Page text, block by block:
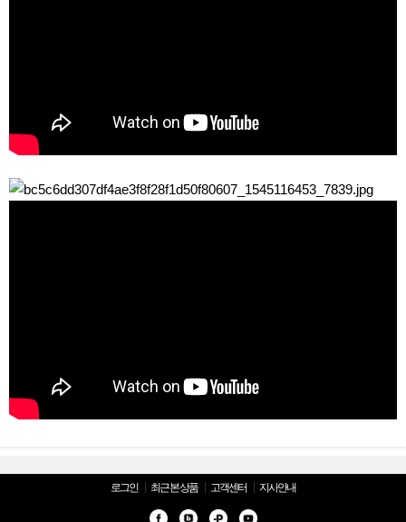
로그인 최근 본 상품 고객센터 지사안내